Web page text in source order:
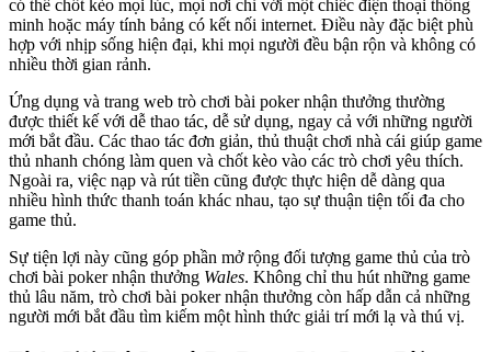
có thể chốt kèo mọi lúc, mọi nơi chỉ với một chiếc điện thoại thông
minh hoặc máy tính bảng có kết nối internet. Điều này đặc biệt phù
hợp với nhịp sống hiện đại, khi mọi người đều bận rộn và không có
nhiều thời gian rảnh.
Ứng dụng và trang web trò chơi bài poker nhận thưởng thường
được thiết kế với dễ thao tác, dễ sử dụng, ngay cả với những người
mới bắt đầu. Các thao tác đơn giản, thủ thuật chơi nhà cái giúp game
thủ nhanh chóng làm quen và chốt kèo vào các trò chơi yêu thích.
Ngoài ra, việc nạp và rút tiền cũng được thực hiện dễ dàng qua
nhiều hình thức thanh toán khác nhau, tạo sự thuận tiện tối đa cho
game thủ.
Sự tiện lợi này cũng góp phần mở rộng đối tượng game thủ của trò
chơi bài poker nhận thưởng Wales. Không chỉ thu hút những game
thủ lâu năm, trò chơi bài poker nhận thưởng còn hấp dẫn cả những
người mới bắt đầu tìm kiếm một hình thức giải trí mới lạ và thú vị.